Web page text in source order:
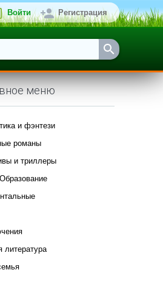
Войти Регистрация
меню
и фэнтези
романы
и триллеры
литература